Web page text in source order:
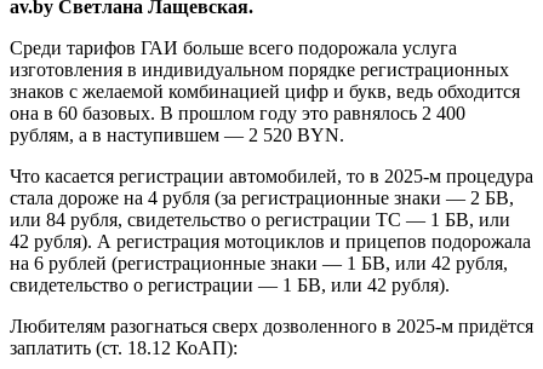
av.by Светлана Лащевская.
Среди тарифов ГАИ больше всего подорожала услуга
изготовления в индивидуальном порядке регистрационных
знаков с желаемой комбинацией цифр и букв, ведь обходится
она в 60 базовых. В прошлом году это равнялось 2 400
рублям, а в наступившем — 2 520 BYN.
Что касается регистрации автомобилей, то в 2025-м процедура
стала дороже на 4 рубля (за регистрационные знаки — 2 БВ,
или 84 рубля, свидетельство о регистрации ТС — 1 БВ, или
42 рубля). А регистрация мотоциклов и прицепов подорожала
на 6 рублей (регистрационные знаки — 1 БВ, или 42 рубля,
свидетельство о регистрации — 1 БВ, или 42 рубля).
Любителям разогнаться сверх дозволенного в 2025-м придётся
заплатить (ст. 18.12 КоАП):